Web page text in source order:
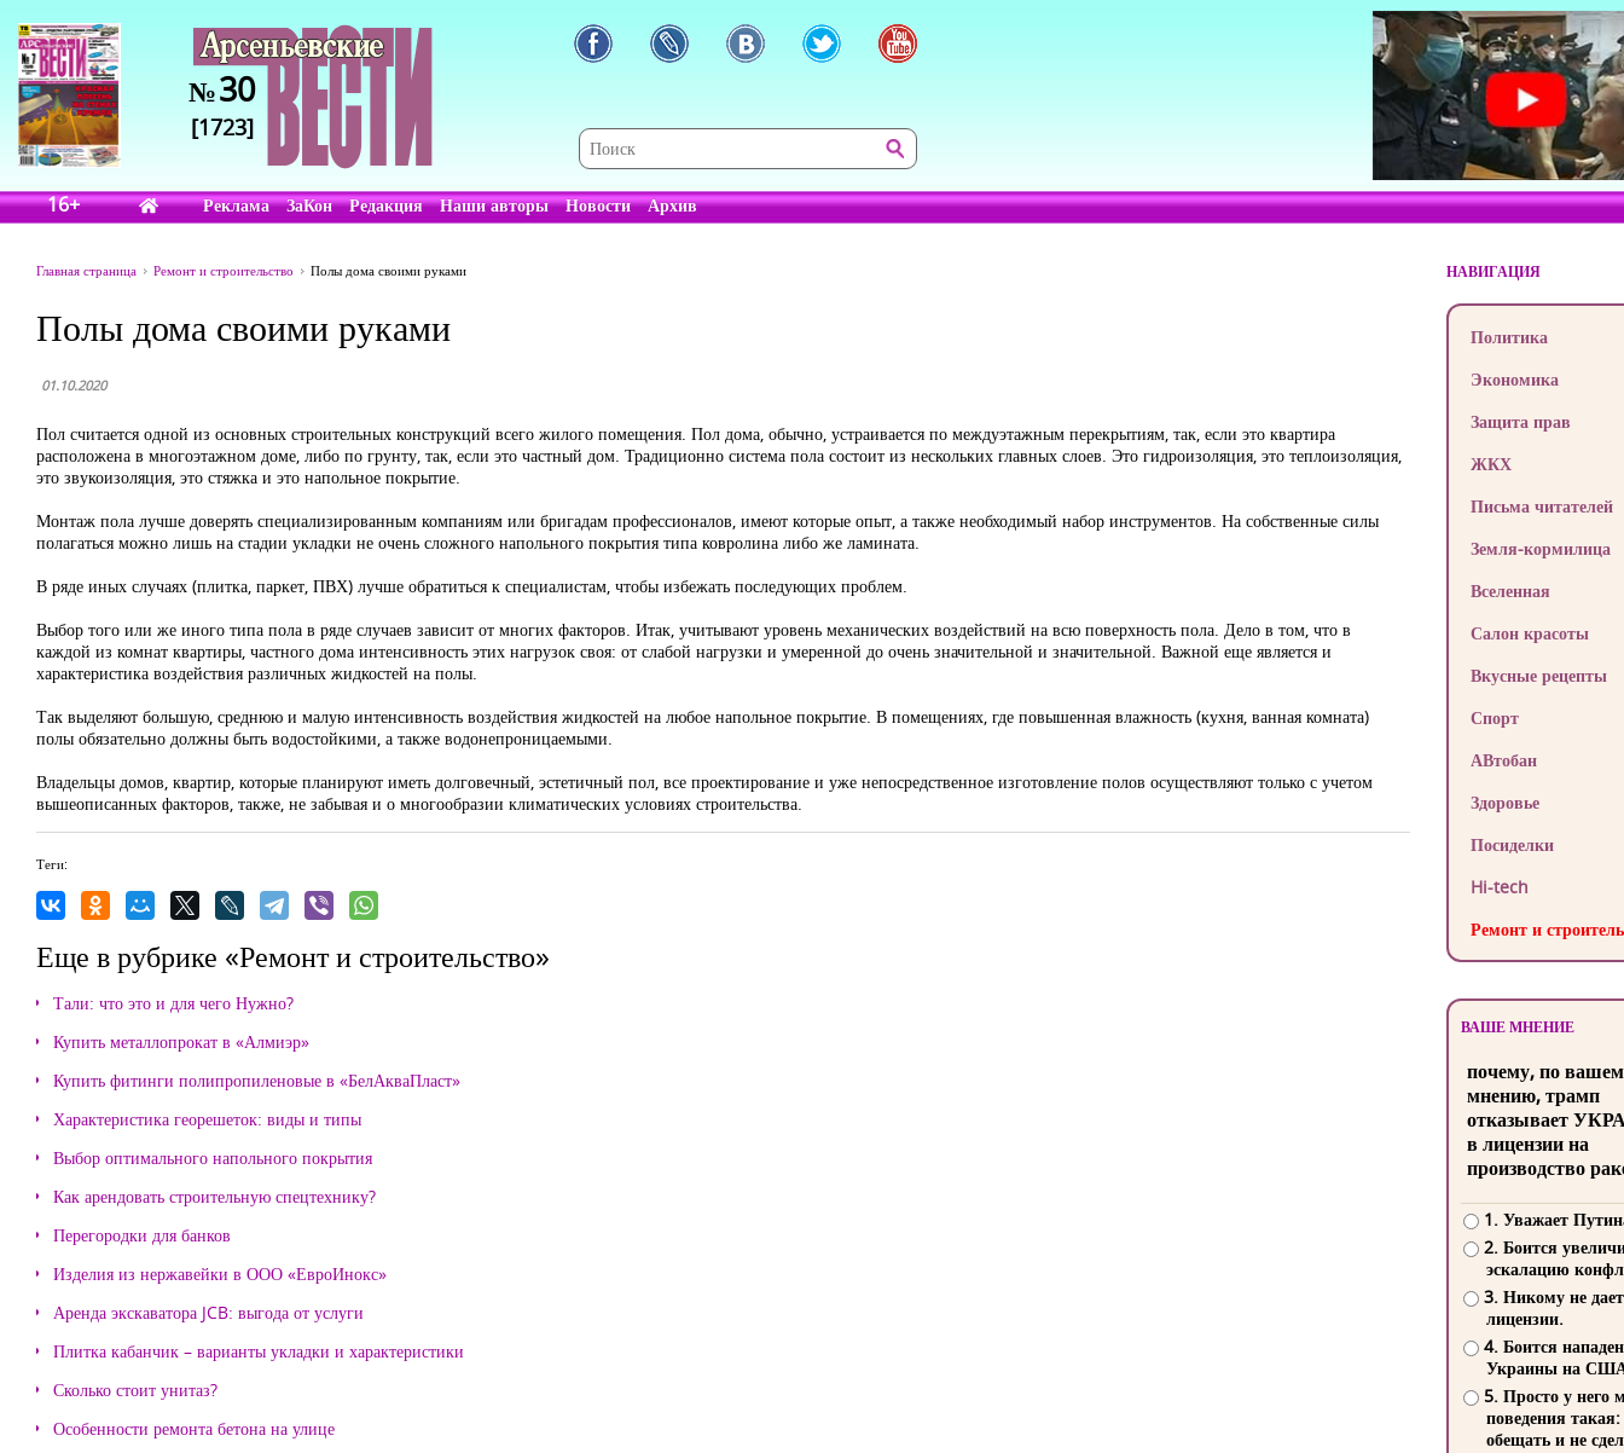
№30
[1723]
16+ Реклама ЗаКон Редакция Наши авторы Новости Архив
Главная страница Ремонт и строительство Полы дома своими руками
Полы дома своими руками
01.10.2020
Пол считается одной из основных строительных конструкций всего жилого помещения. Пол дома, обычно, устраивается по междуэтажным перекрытиям, так, если это квартира
расположена в многоэтажном доме, либо по грунту, так, если это частный дом. Традиционно система пола состоит из нескольких главных слоев. Это гидроизоляция, это теплоизоляция,
это звукоизоляция, это стяжка и это напольное покрытие.
Монтаж пола лучше доверять специализированным компаниям или бригадам профессионалов, имеют которые опыт, а также необходимый набор инструментов. На собственные силы
полагаться можно лишь на стадии укладки не очень сложного напольного покрытия типа ковролина либо же ламината.
В ряде иных случаях (плитка, паркет, ПВХ) лучше обратиться к специалистам, чтобы избежать последующих проблем.
Выбор того или же иного типа пола в ряде случаев зависит от многих факторов. Итак, учитывают уровень механических воздействий на всю поверхность пола. Дело в том, что в
каждой из комнат квартиры, частного дома интенсивность этих нагрузок своя: от слабой нагрузки и умеренной до очень значительной и значительной. Важной еще является и
характеристика воздействия различных жидкостей на полы.
Так выделяют большую, среднюю и малую интенсивность воздействия жидкостей на любое напольное покрытие. В помещениях, где повышенная влажность (кухня, ванная комната)
полы обязательно должны быть водостойкими, а также водонепроницаемыми.
Владельцы домов, квартир, которые планируют иметь долговечный, эстетичный пол, все проектирование и уже непосредственное изготовление полов осуществляют только с учетом
вышеописанных факторов, также, не забывая и о многообразии климатических условиях строительства.
Теги:
Еще в рубрике «Ремонт и строительство»
Тали: что это и для чего Нужно?
Купить металлопрокат в «Алмиэр»
Купить фитинги полипропиленовые в «БелАкваПласт»
Характеристика георешеток: виды и типы
Выбор оптимального напольного покрытия
Как арендовать строительную спецтехнику?
Перегородки для банков
Изделия из нержавейки в ООО «ЕвроИнокс»
Аренда экскаватора JCB: выгода от услуги
Плитка кабанчик – варианты укладки и характеристики
Сколько стоит унитаз?
Особенности ремонта бетона на улице
НАВИГАЦИЯ
Политика
Экономика
Защита прав
ЖКХ
Письма читателей
Земля-кормилица
Вселенная
Салон красоты
Вкусные рецепты
Спорт
АВтобан
Здоровье
Посиделки
Hi-tech
Ремонт и
ВАШЕ МНЕНИЕ
почему, по
мнению, трамп
отказывает
в лицензии на
производство
1. Уважает
2. Боится
эскалацию
3. Никому не
лицензии.
4. Боится
Украины на
5. Просто у него
поведения такая:
обещать и не